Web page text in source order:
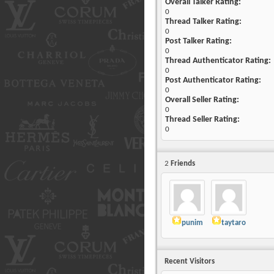
Overall Talker Rating:
0
Thread Talker Rating:
0
Post Talker Rating:
0
Thread Authenticator Rating:
0
Post Authenticator Rating:
0
Overall Seller Rating:
0
Thread Seller Rating:
0
2 Friends
punim taytaro
Recent Visitors